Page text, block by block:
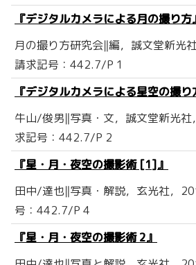
『デジタルカメラによる月の撮り方
月の撮り方研究会‖編，誠文堂新光
請求記号：442.7/P 1
『デジタルカメラによる星空の撮り
牛山/俊男‖写真・文，誠文堂新光
求記号：442.7/P 2
『星・月・夜空の撮影術 [1]』
田中/達也‖写真・解説，玄光社，
号：442.7/P 4
『星・月・夜空の撮影術 2』